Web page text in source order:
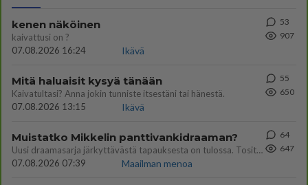
kenen näköinen
kaivattusi on ?
07.08.2026 16:24
Ikävä
53
907
Mitä haluaisit kysyä tänään
Kaivatultasi? Anna jokin tunniste itsestäni tai hänestä.
07.08.2026 13:15
Ikävä
55
650
Muistatko Mikkelin panttivankidraaman?
Uusi draamasarja järkyttävästä tapauksesta on tulossa. Tositapahtumiin perustuva sarja ammentaa vuoden 1986 Mikkelin pan
07.08.2026 07:39
Maailman menoa
64
647